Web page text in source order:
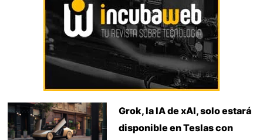
Grok, la IA de xAI, solo estará
disponible en Teslas con